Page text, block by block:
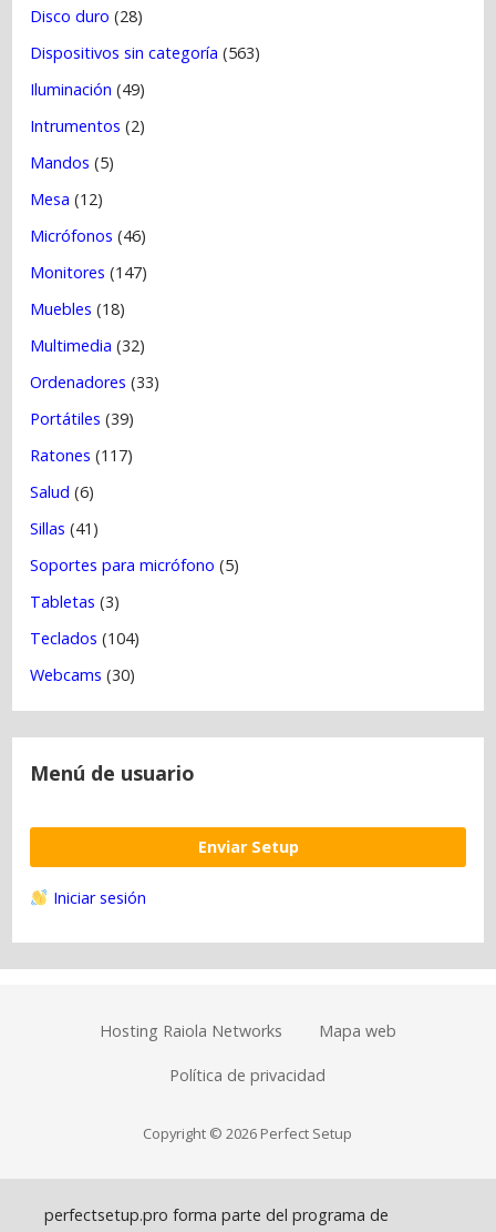
Disco duro (28)
Dispositivos sin categoría (563)
Iluminación (49)
Intrumentos (2)
Mandos (5)
Mesa (12)
Micrófonos (46)
Monitores (147)
Muebles (18)
Multimedia (32)
Ordenadores (33)
Portátiles (39)
Ratones (117)
Salud (6)
Sillas (41)
Soportes para micrófono (5)
Tabletas (3)
Teclados (104)
Webcams (30)
Menú de usuario
Enviar Setup
Iniciar sesión
Hosting Raiola Networks Mapa web
Política de privacidad
Copyright © 2026 Perfect Setup
perfectsetup.pro forma parte del programa de